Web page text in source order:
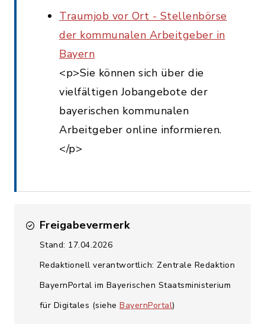
Traumjob vor Ort - Stellenbörse
der kommunalen Arbeitgeber in
Bayern
<p>Sie können sich über die
vielfältigen Jobangebote der
bayerischen kommunalen
Arbeitgeber online informieren.
</p>
Freigabevermerk
Stand: 17.04.2026
Redaktionell verantwortlich: Zentrale Redaktion
BayernPortal im Bayerischen Staatsministerium
für Digitales (siehe BayernPortal)